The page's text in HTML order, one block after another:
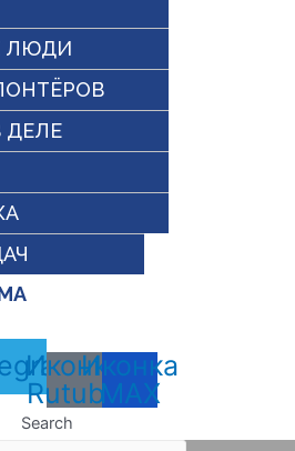
ЛЮДИ
ДЕЛЕ
Иконка
Rutube
Иконка
MAX
Search